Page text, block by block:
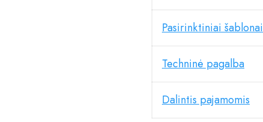
Pasirinktiniai šablonai
Techninė pagalba
Dalintis pajamomis